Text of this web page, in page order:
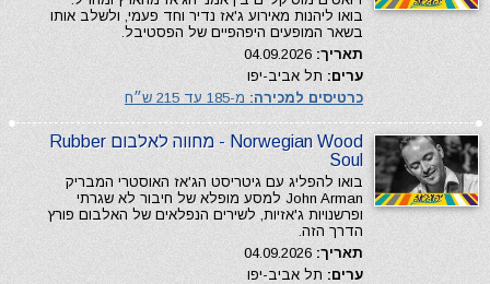
בואו ליהנות מאירוע ג'אז נדיר וחד פעמי, ולשלב אותו
בשאר המופעים היפהפיים של הפסטיבל.
תאריך:
ערים: תל אביב-יפו
כרטיסים למכירה: מ-185 עד 215 ש״ח
Norwegian Wood - מחווה לאלבום Rubber
Soul
בואו להפליג עם גיטריסט הג'אז האוסטרי המבריק
John Arman למסע מופלא של חיבור לא שגרתי
ופרשנויות ג'אזיות, לשירים הנפלאים של האלבום פורץ
הדרך הזה.
תאריך:
ערים: תל אביב-יפו